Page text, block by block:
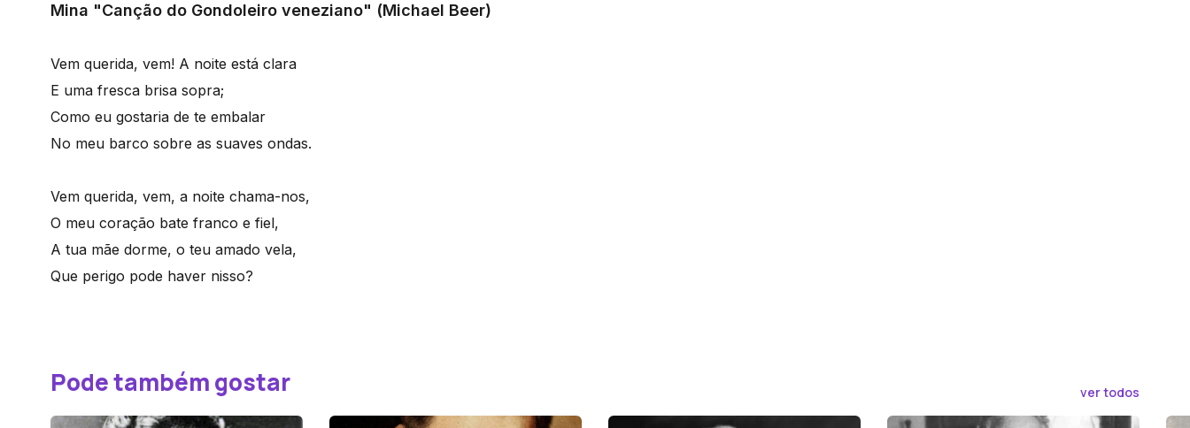
Mina "Canção do Gondoleiro veneziano" (Michael Beer)
Vem querida, vem! A noite está clara
E uma fresca brisa sopra;
Como eu gostaria de te embalar
No meu barco sobre as suaves ondas.
Vem querida, vem, a noite chama-nos,
O meu coração bate franco e fiel,
A tua mãe dorme, o teu amado vela,
Que perigo pode haver nisso?
Pode também gostar ver todos